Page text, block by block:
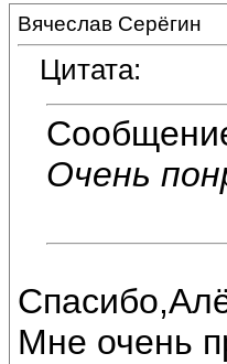
Вячеслав Серёгин
Цитата:
Очень
Мне очень